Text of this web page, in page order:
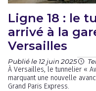
Ligne 18 : le
arrivé à la
Versailles
Publié le 12 juin 2025
À Versailles, le tunnelier «
marquant une nouvelle
Grand Paris Express.